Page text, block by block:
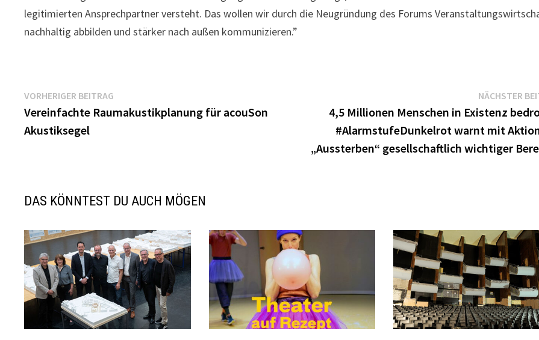
legitimierten Ansprechpartner versteht. Das wollen wir durch die Neugründung des Forums
nachhaltig abbilden und stärker nach außen kommunizieren.”
Beitragsnavigation
VORHERIGER BEITRAG
Beitrag:
Vereinfachte Raumakustikplanung für acouSon
Akustiksegel
NÄCHSTER
4,5 Millionen Menschen in Existenz
#AlarmstufeDunkelrot warnt mit
„Aussterben“ gesellschaftlich wichtiger
DAS KÖNNTEST DU AUCH MÖGEN